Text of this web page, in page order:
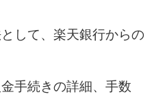
して、楽天銀行からの
手続きの詳細、手数